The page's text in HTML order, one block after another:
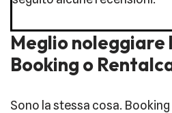
Meglio noleggiare
Booking o
Sono la stessa cosa.